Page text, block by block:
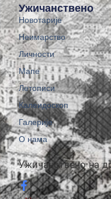
Ужичанствено на
Ужичанствено
Новотарије
Неимарство
Личности
Мапе
Летописи
Калеидоскоп
Галерије
О нама